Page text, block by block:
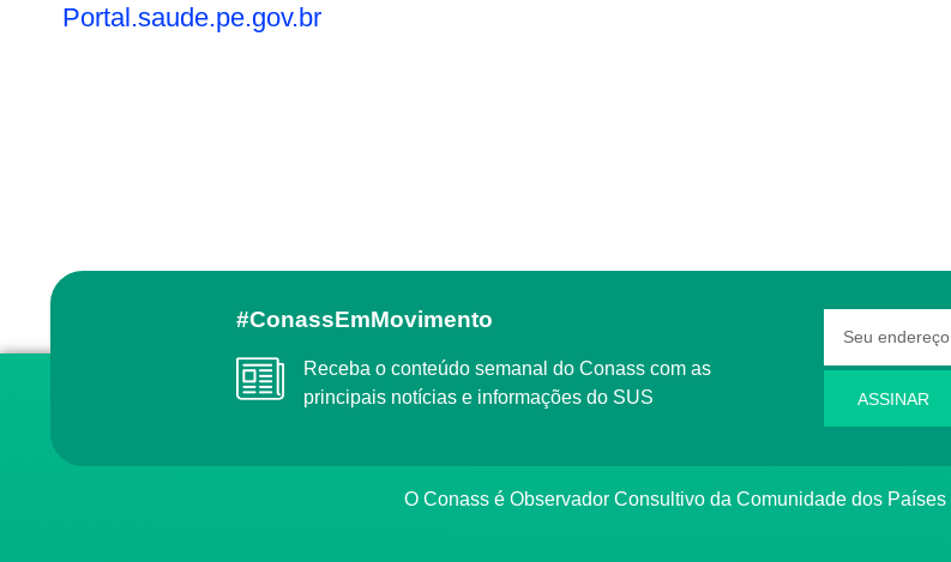
portal.saude.pe.gov.br
#ConassEmMovimento
Receba o conteúdo semanal do Conass com as
principais notícias e informações do SUS
ASSINAR
O Conass é Observador Consultivo da Comunidade dos